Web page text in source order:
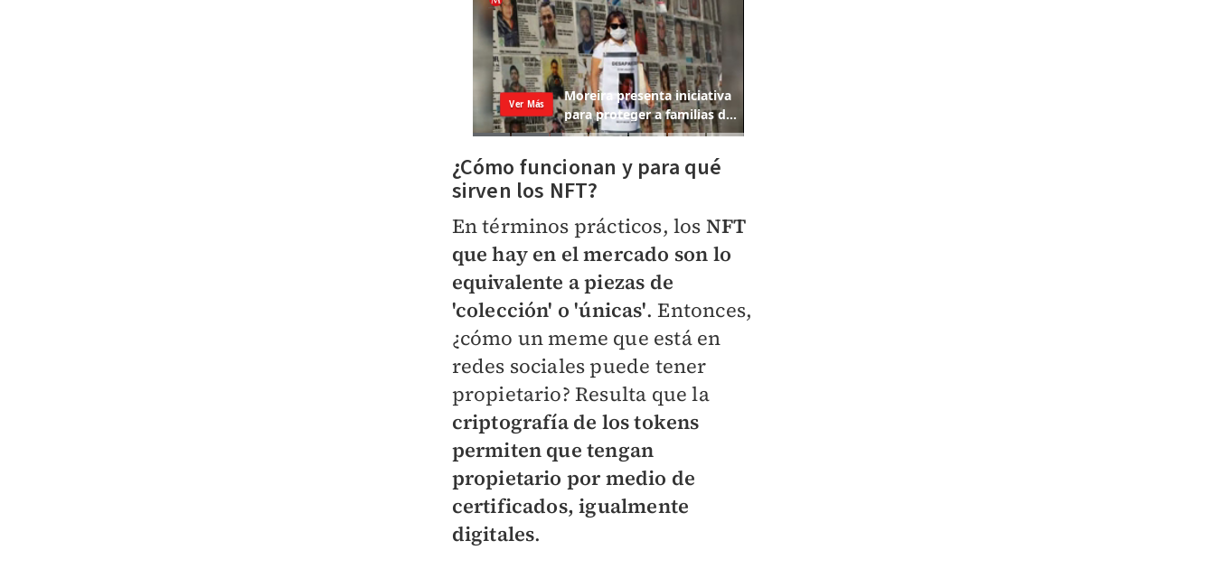
¿Cómo funcionan y para qué
sirven los NFT?
En términos prácticos, los NFT
que hay en el mercado son lo
equivalente a piezas de
'colección' o 'únicas'. Entonces,
¿cómo un meme que está en
redes sociales puede tener
propietario? Resulta que la
criptografía de los tokens
permiten que tengan
propietario por medio de
certificados, igualmente
digitales.